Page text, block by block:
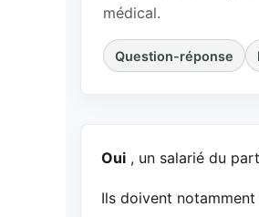
médical.
Question-réponse
Oui, un salarié du
Ils doivent